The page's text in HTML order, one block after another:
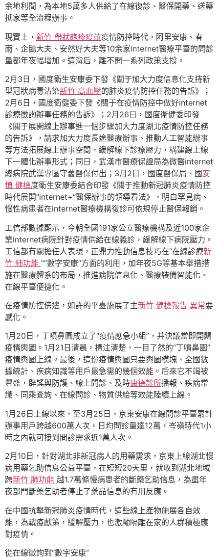
余地利間，為本地5萬多人供給了在線復診、醫保開藥、送藥
抵家等全流程辦事。
現實上， 新竹 帶狀皰疹疫苗疫情防控時代，阿里安康、春
雨、企鵝大夫、安然好大夫等10余家internet醫療平臺的問診
量都年夜幅增加。這背后，離不開一系列政策支撐。
2月3日，國度衛生安康委下發《關于加大力度信息化支持新
型冠狀病毒沾染新竹 高血壓的肺炎疫情防控任務的告訴》；
2月6日，國度衛健委下發《關于在疫情防控中做好internet
診療徵詢辦事任務的告訴》；2月26日，國度衛健委印發
《關于展開線上辦事進一個步驟加大力度湖北疫情防控任務
的告訴》，請求加大力度長途醫療辦事、推動人工智能辦事
等方法拓展線上辦事空間，緩解線下診療壓力，構建線上線
下一體化辦事形式；同日，武漢市醫療保證局為微醫internet
總病院武漢專區守舊醫保付出；3月2日，國度醫保局、國安
慎 健檢度衛生安康委結合印發《關于推動新冠肺炎疫情防控
時代展開“internet+”醫保辦事的領導看法》，明白罕見病、
慢性病患者在internet醫療機構復診可依規停止醫保報銷。
工信部數據顯示，今朝全國191家公立醫療機構及近100家企
業internet病院針對疫情供給在線義診，緩解線下病院壓力。
工信部有關擔任人表現，正鼎力推動信息技巧在“在線診療新
竹 肺功能 ”“數字安康”方面的利用，加年夜5G等基本舉措措
施在醫療體系的布局，推進病院信息化、醫療裝備智能化、
在線平臺便捷化。
在疫情防控傍邊，如許的平臺施展了主新竹 健檢報告 異常要
感化。
1月20日，丁噴鼻園成立了“疫情應急小組”，并決議當即開闢
疫情輿圖。1月21日清晨，標注清楚、一目了然的“丁噴鼻園”
疫情輿圖上線。最後，這份疫情輿圖只要輿圖模塊、全國數
據統計、疾病知識等用戶最急需的幾個效能。后來它不竭被
豐盛，辟謠與防護、線上問診、及時康德診所播報、疾病常
識、同乘查詢、在線問診、物質供給等效能陸續上線。
1月26日上線以來，至3月25日，京東安康在線問診平臺累計
辦事用戶跨越600萬人次，日均問診量達12萬，岑嶺時代1小
時之內就可接到問診需求近1萬人次。
2月10日，針對湖北非新冠病人的用藥需求，京東上線湖北慢
病用藥乞助信息公益平臺，在短短20天里，就收到湖北地域
跨新竹 肺功能 越1.7萬條慢病患者的斷藥乞助信息，為盡年
夜部門斷藥乞助者停止了藥品信息的有用反應。
在中國抗擊新冠肺炎疫情時代，這些線上產物施展各自效
能，為戰疫獻策，緩解壓力，也激勵隔離在家的人群積極應
對疫情。
從在線徵詢到“數字安康”